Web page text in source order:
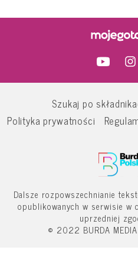
Szukaj po
Polityka prywatności
Dalsze rozpowszechnianie
opublikowanych w serwisie w
uprzedniej
© 2022 BURDA